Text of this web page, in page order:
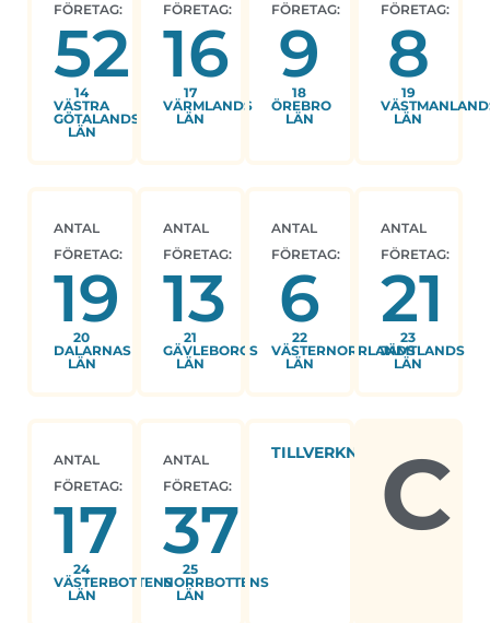
FÖRETAG:
52
14
VÄSTRA
GÖTALANDS
LÄN
FÖRETAG:
16
17
VÄRMLANDS
LÄN
FÖRETAG:
9
18
ÖREBRO
LÄN
FÖRETAG:
8
19
LÄN
ANTAL
FÖRETAG:
19
20
DALARNAS
LÄN
ANTAL
FÖRETAG:
13
21
GÄVLEBORGS
LÄN
ANTAL
FÖRETAG:
6
22
VÄSTERNORRLANDS
LÄN
ANTAL
FÖRETAG:
21
23
JÄMTLANDS
LÄN
ANTAL
FÖRETAG:
17
24
VÄSTERBOTTENS
LÄN
ANTAL
FÖRETAG:
37
25
NORRBOTTENS
LÄN
TILLVERKNING C